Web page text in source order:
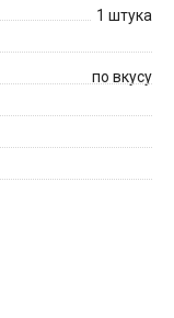
1 штука
по вкусу